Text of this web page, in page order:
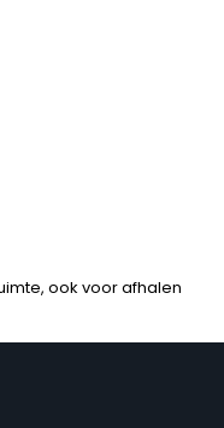
ook voor afhalen